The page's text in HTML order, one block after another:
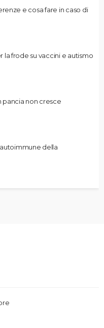
e cosa fare in caso di
la frode su vaccini e autismo
pancia non cresce
della